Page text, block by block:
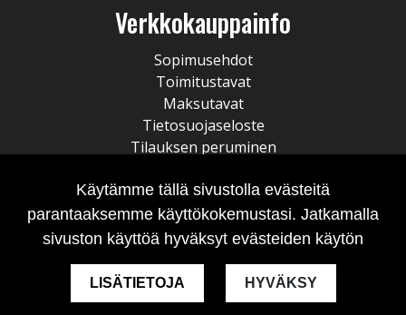
Verkkokauppainfo
Sopimusehdot
Toimitustavat
Maksutavat
Tietosuojaseloste
Tilauksen peruminen
Käytämme tällä sivustolla evästeitä
parantaaksemme käyttökokemustasi. Jatkamalla
sivuston käyttöä hyväksyt evästeiden käytön
LISÄTIETOJA HYVÄKSY